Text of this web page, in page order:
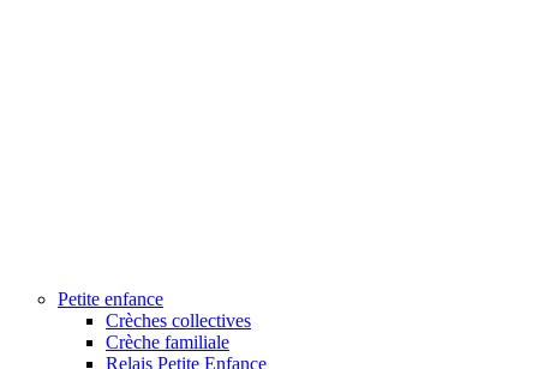
Petite enfance
Crèches collectives
Crèche familiale
Relais Petite Enfance